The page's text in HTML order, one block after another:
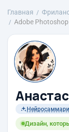
Главная
Adobe Photoshop
Нейросаммари
Дизайн,